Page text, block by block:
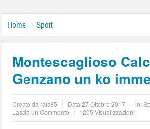
Home Sport
Montescaglioso
Genzano un ko
Creato da rafa85 Data:27 Ottobre 2017 in:
Lascia un Commento
1205 Visualizzazioni